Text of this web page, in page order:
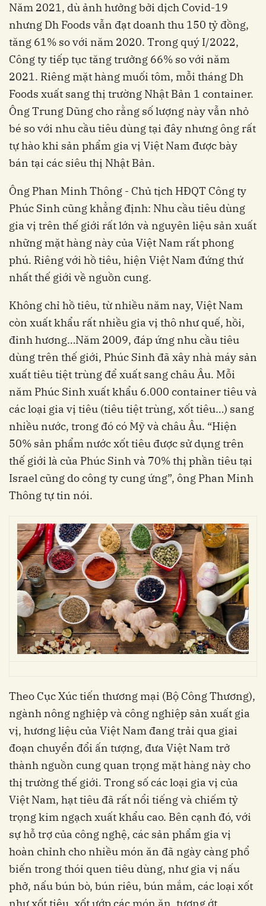
Năm 2021, dù ảnh hưởng bởi dịch Covid-19
nhưng Dh Foods vẫn đạt doanh thu 150 tỷ đồng,
tăng 61% so với năm 2020. Trong quý I/2022,
Công ty tiếp tục tăng trưởng 66% so với năm
2021. Riêng mặt hàng muối tôm, mỗi tháng Dh
Foods xuất sang thị trường Nhật Bản 1 container.
Ông Trung Dũng cho rằng số lượng này vẫn nhỏ
bé so với nhu cầu tiêu dùng tại đây nhưng ông rất
tự hào khi sản phẩm gia vị Việt Nam được bày
bán tại các siêu thị Nhật Bản.
Ông Phan Minh Thông - Chủ tịch HĐQT Công ty
Phúc Sinh cũng khẳng định: Nhu cầu tiêu dùng
gia vị trên thế giới rất lớn và nguyên liệu sản xuất
những mặt hàng này của Việt Nam rất phong
phú. Riêng với hồ tiêu, hiện Việt Nam đứng thứ
nhất thế giới về nguồn cung.
Không chỉ hồ tiêu, từ nhiều năm nay, Việt Nam
còn xuất khẩu rất nhiều gia vị thô như quế, hồi,
đinh hương…Năm 2009, đáp ứng nhu cầu tiêu
dùng trên thế giới, Phúc Sinh đã xây nhà máy sản
xuất tiêu tiệt trùng để xuất sang châu Âu. Mỗi
năm Phúc Sinh xuất khẩu 6.000 container tiêu và
các loại gia vị tiêu (tiêu tiệt trùng, xốt tiêu…) sang
nhiều nước, trong đó có Mỹ và châu Âu. “Hiện
50% sản phẩm nước xốt tiêu được sử dụng trên
thế giới là của Phúc Sinh và 70% thị phần tiêu tại
Israel cũng do công ty cung ứng”, ông Phan Minh
Thông tự tin nói.
Theo Cục Xúc tiến thương mại (Bộ Công Thương),
ngành nông nghiệp và công nghiệp sản xuất gia
vị, hương liệu của Việt Nam đang trải qua giai
đoạn chuyển đổi ấn tượng, đưa Việt Nam trở
thành nguồn cung quan trọng mặt hàng này cho
thị trường thế giới. Trong số các loại gia vị của
Việt Nam, hạt tiêu đã rất nổi tiếng và chiếm tỷ
trọng kim ngạch xuất khẩu cao. Bên cạnh đó, với
sự hỗ trợ của công nghệ, các sản phẩm gia vị
hoàn chỉnh cho nhiều món ăn đã ngày càng phổ
biến trong thói quen tiêu dùng, như gia vị nấu
phở, nấu bún bò, bún riêu, bún mắm, các loại xốt